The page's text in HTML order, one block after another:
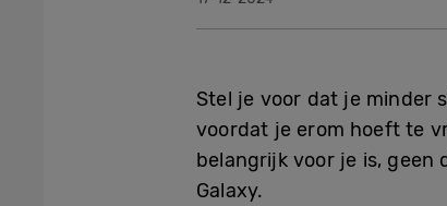
Stel je voor dat je minder
voordat je erom hoeft te
belangrijk voor je is, geen
Galaxy.